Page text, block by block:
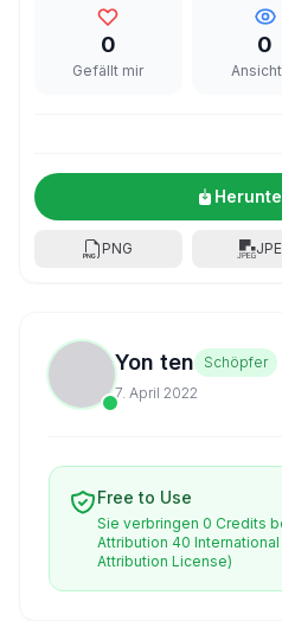
0
Gefällt mir
0
PNG
Yon ten
Schöpfer
7. April 2022
Free to Use
Sie verbringen 0 Credits
Attribution 40 International
Attribution License)